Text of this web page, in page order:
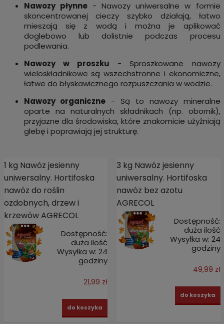
Nawozy płynne- Nawozy uniwersalne w formie
skoncentrowanej cieczy szybko działają, łatwo
mieszają się z wodą i można je aplikować
doglebowo lub dolistnie podczas procesu
podlewania.
Nawozy w proszku - Sproszkowane nawozy
wieloskładnikowe są wszechstronne i ekonomiczne,
łatwe do błyskawicznego rozpuszczania w wodzie.
Nawozy organiczne - Są to nawozy mineralne
oparte na naturalnych składnikach (np. obornik),
przyjazne dla środowiska, które znakomicie użyźniają
glebę i poprawiają jej strukturę.
1 kg Nawóz jesienny
uniwersalny. Hortifoska
nawóz do roślin
ozdobnych, drzew i
krzewów AGRECOL
Dostępność:
duża ilość
Wysyłka w: 24
godziny
21,99 zł
do koszyka
3 kg Nawóz jesienny
uniwersalny. Hortifoska
nawóz bez azotu
AGRECOL
Dostępność:
duża ilość
Wysyłka w: 24
godziny
49,99 zł
do koszyka